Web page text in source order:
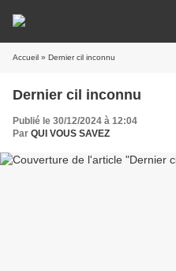
Accueil » Dernier cil inconnu
Dernier cil inconnu
Publié le 30/12/2024 à 12:04
Par QUI VOUS SAVEZ